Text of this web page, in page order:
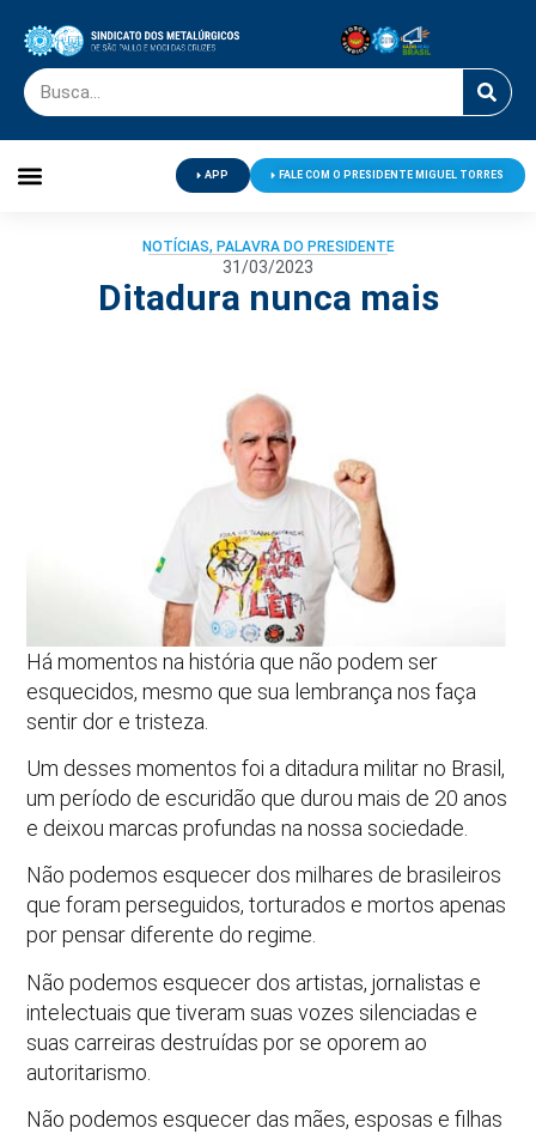
APP FALE COM O PRESIDENTE MIGUEL TORRES
NOTÍCIAS, PALAVRA DO PRESIDENTE
31/03/2023
Ditadura nunca mais
Há momentos na história que não podem ser
esquecidos, mesmo que sua lembrança nos faça
sentir dor e tristeza.
Um desses momentos foi a ditadura militar no Brasil,
um período de escuridão que durou mais de 20 anos
e deixou marcas profundas na nossa sociedade.
Não podemos esquecer dos milhares de brasileiros
que foram perseguidos, torturados e mortos apenas
por pensar diferente do regime.
Não podemos esquecer dos artistas, jornalistas e
intelectuais que tiveram suas vozes silenciadas e
suas carreiras destruídas por se oporem ao
autoritarismo.
Não podemos esquecer das mães, esposas e filhas